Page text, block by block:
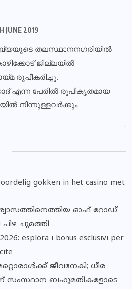
JUNE 2019
തലസ്ഥാനനഗരിയില്‍
ജില്ലയില്‍
രൂപീകരിച്ചു.
എന്ന പേരില്‍ രൂപീകൃതമായ
നിന്നുള്ളവര്‍ക്കും
gokken in het casino met
ഓഫ് റോഡ്
ചുമത്തി
esplora i bonus esclusivi per
ജീവനേകി; ധീര
സംസ്ഥാന ബഹുമതികളോടെ